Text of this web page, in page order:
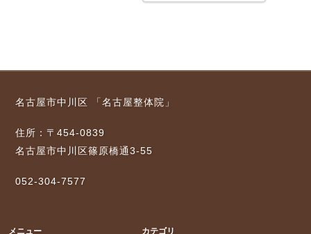
名古屋市中川区 「名古屋整体院」
住所：〒454-0839
名古屋市中川区篠原橋通3-55
052-304-7577
メニュー カテゴリ